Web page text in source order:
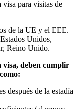
visa para visitas de
de la UE y el EEE.
Unidos,
Reino Unido.
visa, deben cumplir
después de la estadía